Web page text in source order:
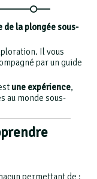
de la plongée sous-
Il vous
par un guide
une expérience,
au monde sous-
permettant de :